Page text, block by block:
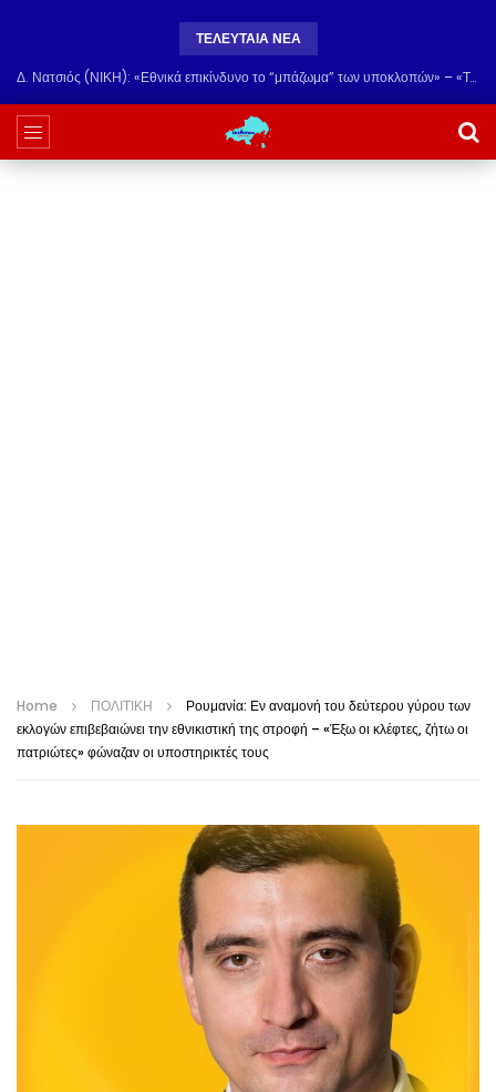
ΤΕΛΕΥΤΑΙΑ ΝΕΑ
Δ. Νατσιός (ΝΙΚΗ): «Εθνικά επικίνδυνο το “μπάζωμα” των υποκλοπών» – «Το ερώτημα πλέον είναι ποιος φοβάται να ανοίξει τον φάκελο»
Home ΠΟΛΙΤΙΚΗ
Ρουμανία: Εν αναμονή του δεύτερου γύρου των
εκλογών επιβεβαιώνει την εθνικιστική της στροφή – «Έξω οι κλέφτες, ζήτω οι
πατριώτες» φώναζαν οι υποστηρικτές τους